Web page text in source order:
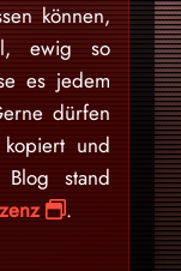
können,
ewig so
es jedem
dürfen
und
stand
.